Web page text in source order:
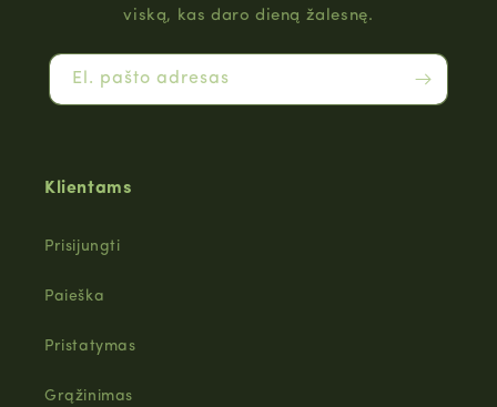
viską, kas daro dieną žalesnę.
El. pašto adresas
Klientams
Prisijungti
Paieška
Pristatymas
Grąžinimas